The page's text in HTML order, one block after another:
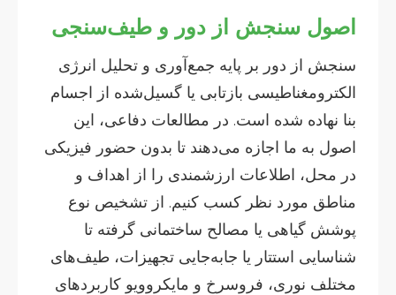
اصول سنجش از دور و طیف‌سنجی
سنجش از دور بر پایه جمع‌آوری و تحلیل انرژی
الکترومغناطیسی بازتابی یا گسیل‌شده از اجسام
بنا نهاده شده است. در مطالعات دفاعی، این
اصول به ما اجازه می‌دهند تا بدون حضور فیزیکی
در محل، اطلاعات ارزشمندی را از اهداف و
مناطق مورد نظر کسب کنیم. از تشخیص نوع
پوشش گیاهی یا مصالح ساختمانی گرفته تا
شناسایی استتار یا جابه‌جایی تجهیزات، طیف‌های
مختلف نوری، فروسرخ و مایکروویو کاربردهای